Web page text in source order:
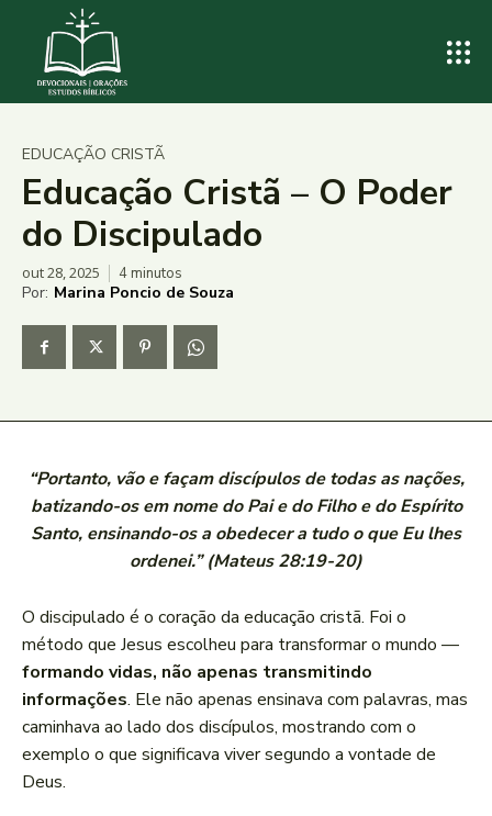
EDUCAÇÃO CRISTÃ
Educação Cristã – O Poder
do Discipulado
out 28, 2025 4minutos
Por: Marina Poncio de Souza
“Portanto, vão e façam discípulos de todas as nações,
batizando-os em nome do Pai e do Filho e do Espírito
Santo, ensinando-os a obedecer a tudo o que Eu lhes
ordenei.” (Mateus 28:19-20)
O discipulado é o coração da educação cristã. Foi o
método que Jesus escolheu para transformar o mundo —
formando vidas, não apenas transmitindo
informações. Ele não apenas ensinava com palavras, mas
caminhava ao lado dos discípulos, mostrando com o
exemplo o que significava viver segundo a vontade de
Deus.